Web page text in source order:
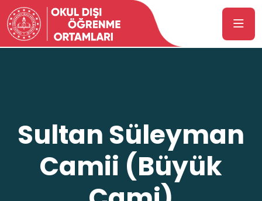
Sultan Süleyman
Camii (Büyük